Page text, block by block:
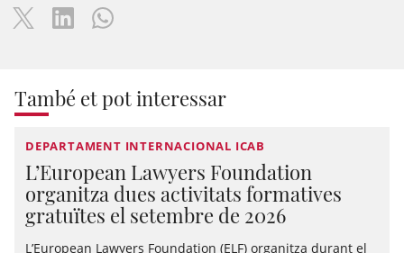
També et pot interessar
DEPARTAMENT INTERNACIONAL ICAB
L’European Lawyers Foundation
organitza dues activitats formatives
gratuïtes el setembre de 2026
L’European Lawyers Foundation (ELF) organitza durant el